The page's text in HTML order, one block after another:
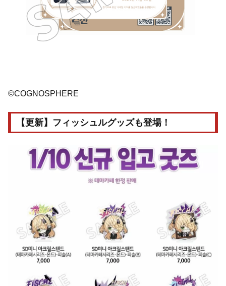
©COGNOSPHERE
【更新】フィッシュルグッズも登場！